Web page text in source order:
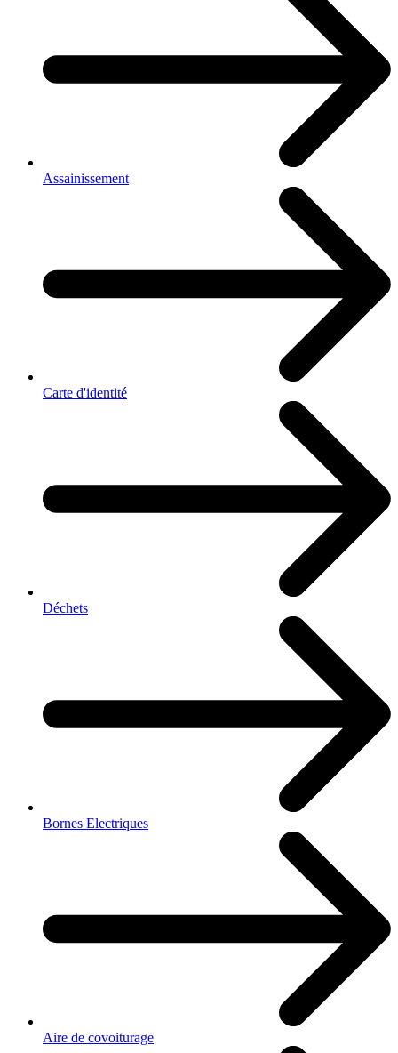
Assainissement
Carte d'identité
Déchets
Bornes Electriques
Aire de covoiturage